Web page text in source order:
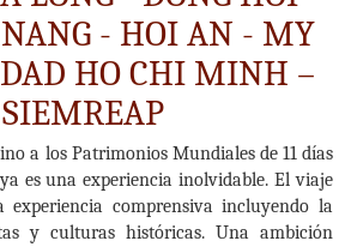
- HOI AN - MY
HO CHI MINH –
SIEMREAP
a los Patrimonios Mundiales de 11 días
es una experiencia inolvidable. El viaje
comprensiva incluyendo la
y culturas históricas. Una ambición